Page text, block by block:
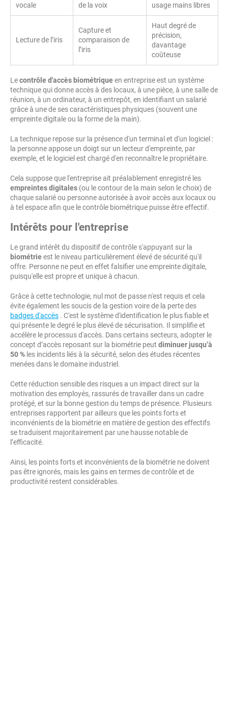
vocale
de la voix
usage mains libres
Lecture de l’iris
Capture et
comparaison de
l’iris
Haut degré de
précision,
davantage
coûteuse
Lecontrôle d'accès biométriqueen entreprise est un système
technique qui donne accès à des locaux, à une pièce, à une salle de
réunion, à un ordinateur, à un entrepôt, en identifiant un salarié
grâce à une de ses caractéristiques physiques (souvent une
empreinte digitale ou la forme de la main).
La technique repose sur la présence d'un terminal et d'un logiciel :
la personne appose un doigt sur un lecteur d'empreinte, par
exemple, et le logiciel est chargé d'en reconnaître le propriétaire.
Cela suppose que l'entreprise ait préalablement enregistré les
empreintes digitales (ou le contour de la main selon le choix) de
chaque salarié ou personne autorisée à avoir accès aux locaux ou
à tel espace afin que le contrôle biométrique puisse être effectif.
Intérêts pour l'entreprise
Le grand intérêt du dispositif de contrôle s'appuyant sur la
biométrieest le niveau particulièrement élevé de sécurité qu'il
offre. Personne ne peut en effet falsifier une empreinte digitale,
puisqu'elle est propre et unique à chacun.
Grâce à cette technologie, nul mot de passe n'est requis et cela
évite également les soucis de la gestion voire de la perte des
badges d'accès . C'est le système d'identification le plus fiable et
qui présente le degré le plus élevé de sécurisation. Il simplifie et
accélère le processus d'accès. Dans certains secteurs, adopter le
concept d’accès reposant sur la biométrie peut diminuer jusqu’à
50 % les incidents liés à la sécurité, selon des études récentes
menées dans le domaine industriel.
Cette réduction sensible des risques a un impact direct sur la
motivation des employés, rassurés de travailler dans un cadre
protégé, et sur la bonne gestion du temps de présence. Plusieurs
entreprises rapportent par ailleurs que les points forts et
inconvénients de la biométrie en matière de gestion des effectifs
se traduisent majoritairement par une hausse notable de
l’efficacité.
Ainsi, les points forts et inconvénients de la biométrie ne doivent
pas être ignorés, mais les gains en termes de contrôle et de
productivité restent considérables.